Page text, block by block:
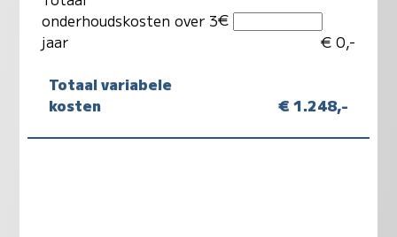
onderhoudskosten over 3
jaar
€
€ 0,-
Totaal variabele
kosten
€ 1.248,-